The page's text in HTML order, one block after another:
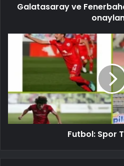
Galatasaray ve
Futbol: Spor